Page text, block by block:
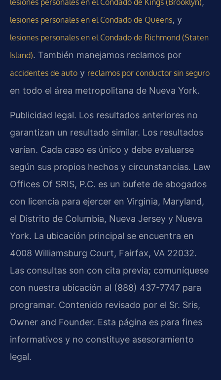
lesiones personales en el Condado de Kings (Brooklyn)
lesiones personales en el Condado de Queens, y
lesiones personales en el Condado de Richmond (Staten
Island). También manejamos reclamos por
accidentes de auto y reclamos por conductor sin seguro
en todo el área metropolitana de Nueva York.
Publicidad legal. Los resultados anteriores no
garantizan un resultado similar. Los resultados
varían. Cada caso es único y debe evaluarse
según sus propios hechos y circunstancias. Law
Offices Of SRIS, P.C. es un bufete de abogados
con licencia para ejercer en Virginia, Maryland,
el Distrito de Columbia, Nueva Jersey y Nueva
York. La ubicación principal se encuentra en
4008 Williamsburg Court, Fairfax, VA 22032.
Las consultas son con cita previa; comuníquese
con nuestra ubicación al (888) 437-7747 para
programar. Contenido revisado por el Sr. Sris,
Owner and Founder. Esta página es para fines
informativos y no constituye asesoramiento
legal.